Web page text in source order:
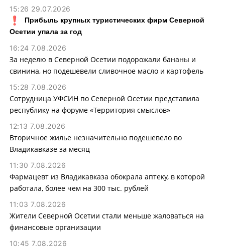
15:26 29.07.2026
Прибыль крупных туристических фирм Северной
Осетии упала за год
16:24 7.08.2026
За неделю в Северной Осетии подорожали бананы и
свинина, но подешевели сливочное масло и картофель
15:28 7.08.2026
Сотрудница УФСИН по Северной Осетии представила
республику на форуме «Территория смыслов»
12:13 7.08.2026
Вторичное жилье незначительно подешевело во
Владикавказе за месяц
11:30 7.08.2026
Фармацевт из Владикавказа обокрала аптеку, в которой
работала, более чем на 300 тыс. рублей
11:03 7.08.2026
Жители Северной Осетии стали меньше жаловаться на
финансовые организации
10:45 7.08.2026